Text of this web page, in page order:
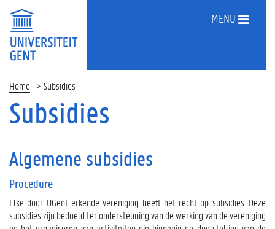
MENU
Home Subsidies
Subsidies
Algemene subsidies
Procedure
Elke door UGent erkende vereniging heeft het recht op subsidies. Deze
subsidies zijn bedoeld ter ondersteuning van de werking van de vereniging